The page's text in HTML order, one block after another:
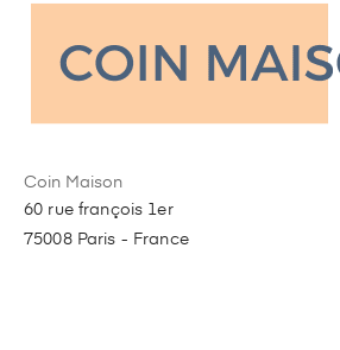
Coin Maison
60 rue françois 1er
75008 Paris - France